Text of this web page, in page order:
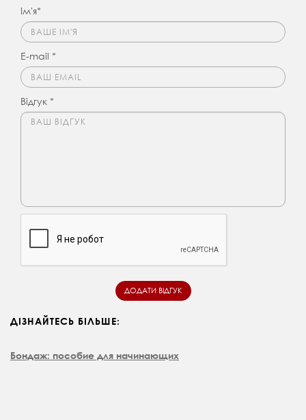
Ім'я*
E-mail *
Відгук *
ДІЗНАЙТЕСЬ БІЛЬШЕ:
Бондаж: пособие для начинающих